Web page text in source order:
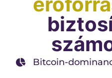
Bitcoin-